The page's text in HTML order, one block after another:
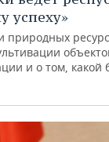
успеху»
природных
и о том, какой